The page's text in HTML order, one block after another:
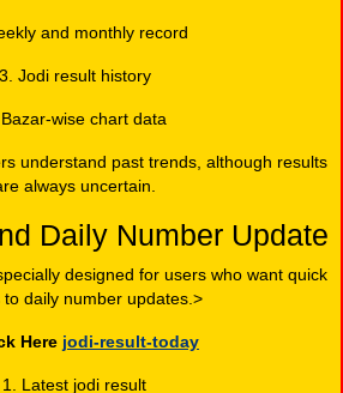
and monthly record
3. Jodi result history
wise chart data
understand past trends, although results
always uncertain.
Daily Number Update
designed for users who want quick
to daily number updates.>
Here jodi-result-today
1. Latest jodi result